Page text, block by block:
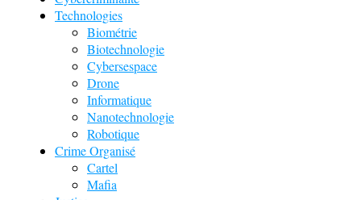
Technologies
Biométrie
Biotechnologie
Cybersespace
Drone
Informatique
Nanotechnologie
Robotique
Crime Organisé
Cartel
Mafia